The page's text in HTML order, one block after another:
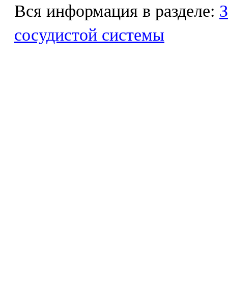
Вся информация в разделе:
сосудистой системы